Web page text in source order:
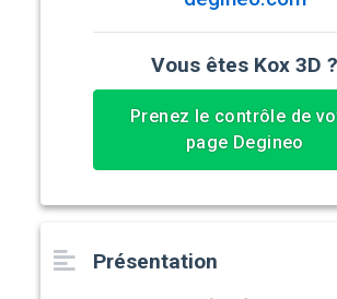
Présentation
Vous êtes Kox 3D ?
Prenez le contrôle de
page Degineo